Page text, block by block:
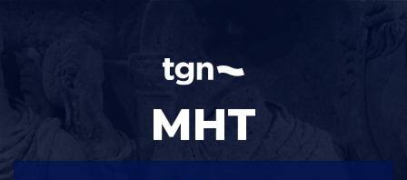
MHT